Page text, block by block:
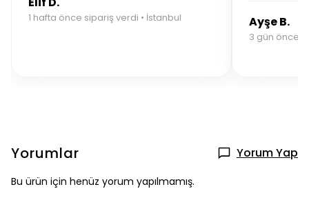
1 hafta önce sipariş verdi • İstanbul Ayşe B.
3 gün önce
Yorumlar Yorum Yap
Bu ürün için henüz yorum yapılmamış.